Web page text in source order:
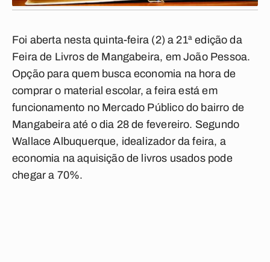
Foi aberta nesta quinta-feira (2) a 21ª edição da
Feira de Livros de Mangabeira, em João Pessoa.
Opção para quem busca economia na hora de
comprar o material escolar, a feira está em
funcionamento no Mercado Público do bairro de
Mangabeira até o dia 28 de fevereiro. Segundo
Wallace Albuquerque, idealizador da feira, a
economia na aquisição de livros usados pode
chegar a 70%.